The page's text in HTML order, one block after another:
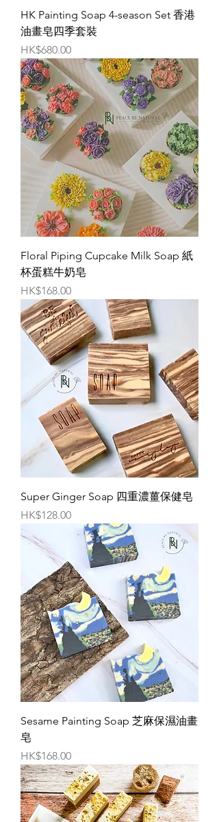
HK Painting Soap 4-season Set 香港
油畫皂四季套裝
價格
HK$680.00
Floral Piping Cupcake Milk Soap 紙
杯蛋糕牛奶皂
價格
HK$168.00
Super Ginger Soap 四重濃薑保健皂
價格
HK$128.00
Sesame Painting Soap 芝麻保濕油畫
皂
價格
HK$168.00